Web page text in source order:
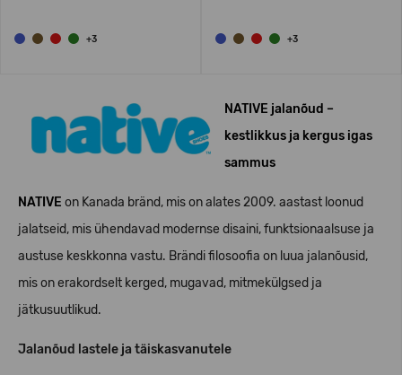
+3 +3
NATIVE jalanõud –
kestlikkus ja kergus igas
sammus
NATIVE on Kanada bränd, mis on alates 2009. aastast loonud
jalatseid, mis ühendavad modernse disaini, funktsionaalsuse ja
austuse keskkonna vastu. Brändi filosoofia on luua jalanõusid,
mis on erakordselt kerged, mugavad, mitmekülgsed ja
jätkusuutlikud.
Jalanõud lastele ja täiskasvanutele